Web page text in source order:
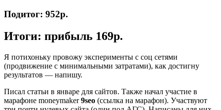
Подитог: 952р.
Итоги: прибыль 169р.
Я потихоньку провожу эксперименты с соц сетями
(продвижение с минимальными затратами), как достигну
результатов — напишу.
Писал статьи в январе для сайтов. Также начал участие в
марафоне moneymaker9seo (ссылка на марафон). Участвуют